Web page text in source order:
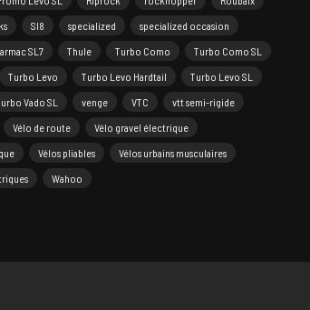
Sl8 specialized
specialized occasion
SL7 Thule Turbo Como
Turbo Como SL
Turbo Levo Turbo Levo Hardtail
Turbo Levo SL
Vado SL venge VTC
vtt semi-rigide
Vélo de route
Vélo gravel électrique
Vélos pliables
Vélos urbains musculaires
Wahoo